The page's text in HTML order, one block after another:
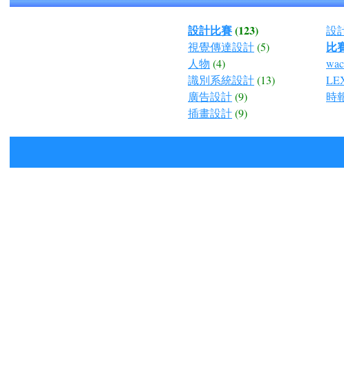
設計比賽(123)
視覺傳達設計(5)
人物 (4)
識別系統設計(13)
廣告設計(9)
插畫設計(9)
設
比
時